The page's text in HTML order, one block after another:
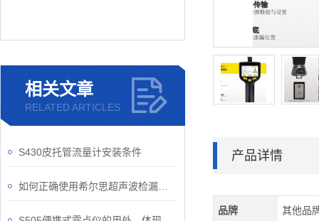
相关文章
RELATED ARTICLES
S430皮托管流量计安装条件 产品详情
品牌 其他品